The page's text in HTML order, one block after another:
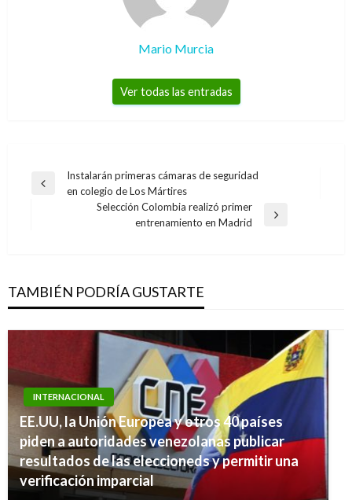
Mario Murcia
Ver todas las entradas
Navegación
Entrada
Instalarán primeras cámaras de seguridad
en colegio de Los Mártires
Selección Colombia realizó primer
entrenamiento en Madrid
TAMBIÉN PODRÍA GUSTARTE
INTERNACIONAL
EE.UU, la Unión Europea y otros 40 países
piden a autoridades venezolanas publicar
resultados de las eleccioneds y permitir una
verificación imparcial